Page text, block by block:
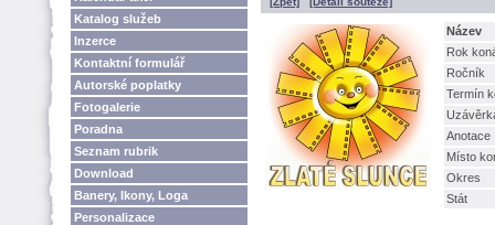
Katalog služeb
Inzerce
Kontaktní formulář
Autorské poplatky
Fotogalerie
Poradna
Seznam rubrik
Download
Banery, Ikony, Loga
Personalizace
Název
Rok
Ročník
Termín
Anotace
Místo
Okres
Stát